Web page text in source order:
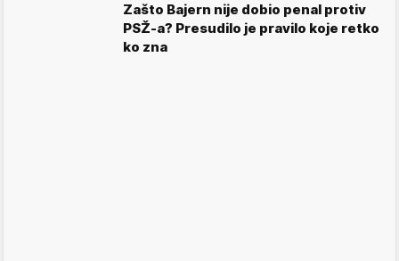
Zašto Bajern nije dobio penal protiv
PSŽ-a? Presudilo je pravilo koje retko
ko zna